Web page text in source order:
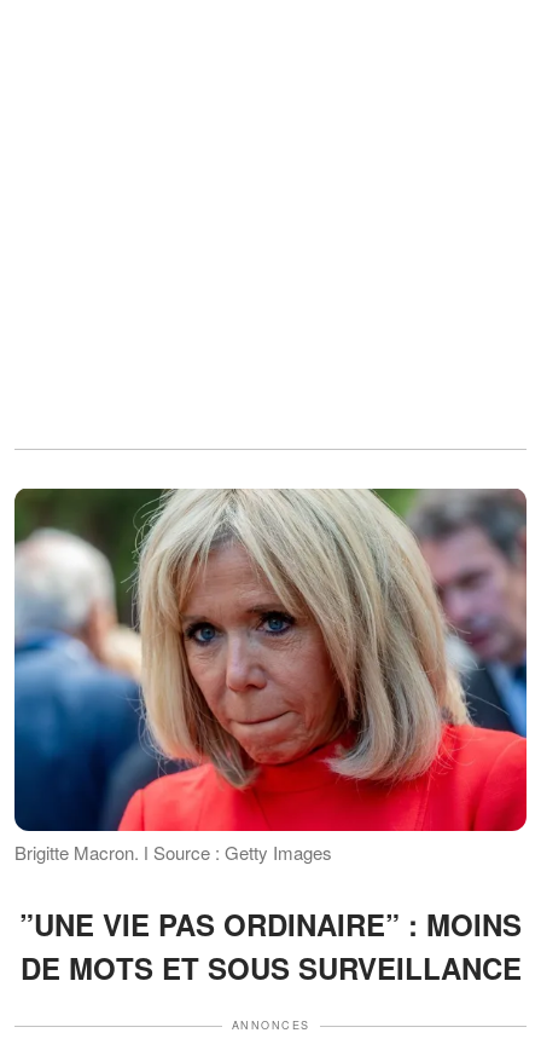
Brigitte Macron. ǀ Source : Getty Images
”UNE VIE PAS ORDINAIRE” : MOINS
DE MOTS ET SOUS SURVEILLANCE
ANNONCES